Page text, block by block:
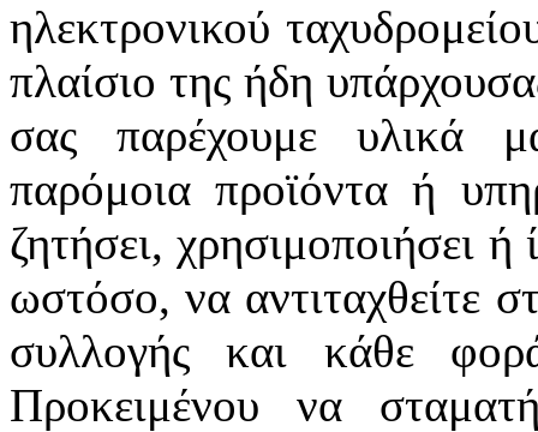
ηλεκτρονικού
πλαίσιο της ήδη
σας παρέχουμε υλικά
παρόμοια προϊόντα ή
ζητήσει, χρησιμοποιήσει
ωστόσο, να αντιταχθείτε
συλλογής και κάθε
Προκειμένου να